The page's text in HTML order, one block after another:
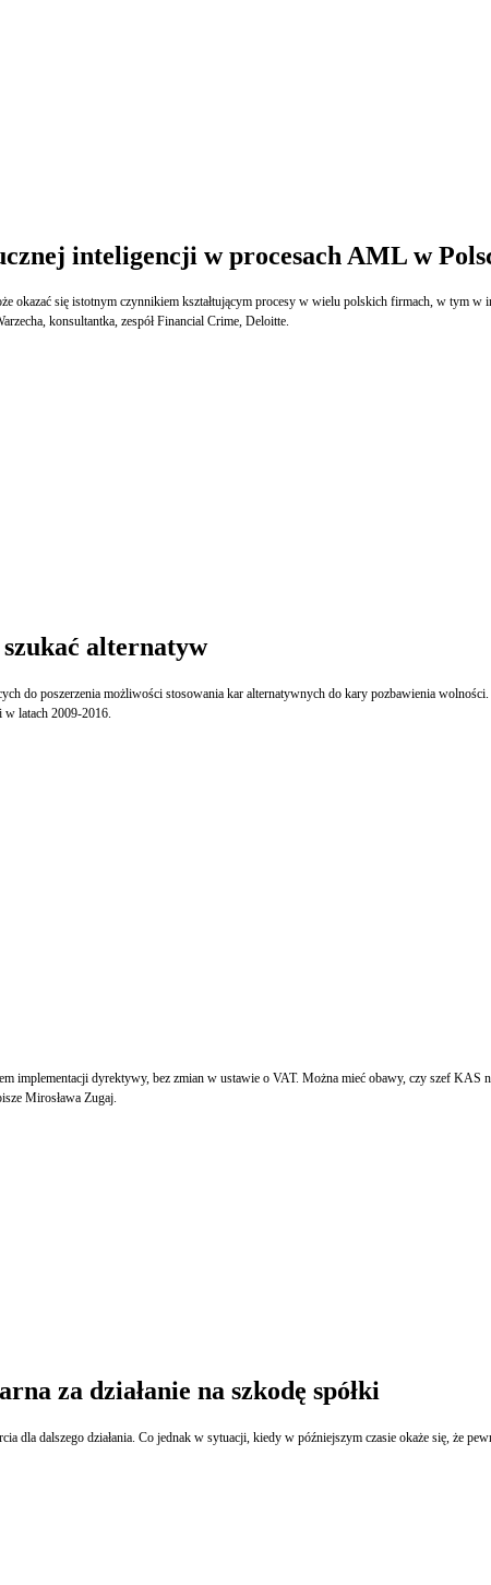
inteligencji w procesach AML w
okazać się istotnym czynnikiem kształtującym procesy w wielu polskich firmach, w tym w
konsultantka, zespół Financial Crime, Deloitte.
alternatyw
do poszerzenia możliwości stosowania kar alternatywnych do kary pozbawienia
latach 2009-2016.
dyrektywy, bez zmian w ustawie o VAT. Można mieć obawy, czy szef KAS
Mirosława Zugaj.
za działanie na szkodę spółki
dla dalszego działania. Co jednak w sytuacji, kiedy w późniejszym czasie okaże się, że